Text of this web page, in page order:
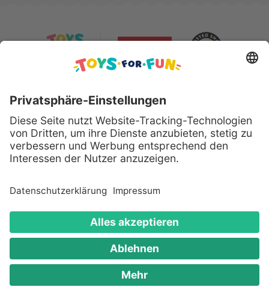
Sicher bezahlen mit:
Alle genannten Produkte und Logos sind eingetragene
Warenzeichen der jeweiligen Hersteller.
Copyright © 2008 - 2026 Toys for Fun GmbH - Alle
Rechte vorbehalten